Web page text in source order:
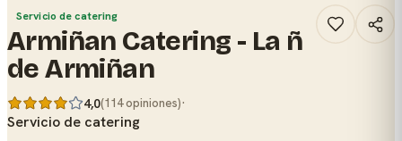
Servicio de catering
Armiñan Catering - La ñ
de Armiñan
4,0(114 opiniones)·
Servicio de catering